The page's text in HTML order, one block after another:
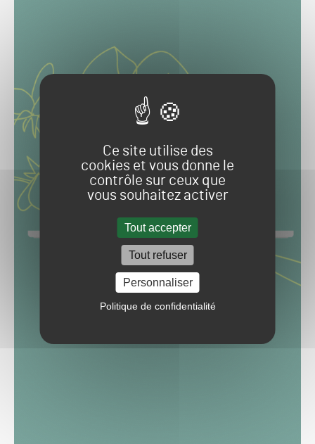
Ce site utilise des
cookies et vous donne le
contrôle sur ceux que
vous souhaitez activer
Tout accepter
Tout refuser
Personnaliser
Politique de confidentialité